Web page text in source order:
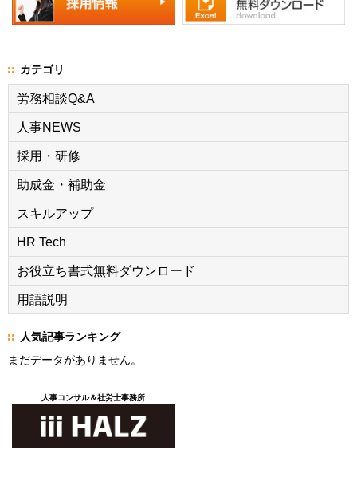
カテゴリ
労務相談Q&A
人事NEWS
採用・研修
助成金・補助金
スキルアップ
HR Tech
お役立ち書式無料ダウンロード
用語説明
人気記事ランキング
まだデータがありません。
人事コンサル＆社労士事務所